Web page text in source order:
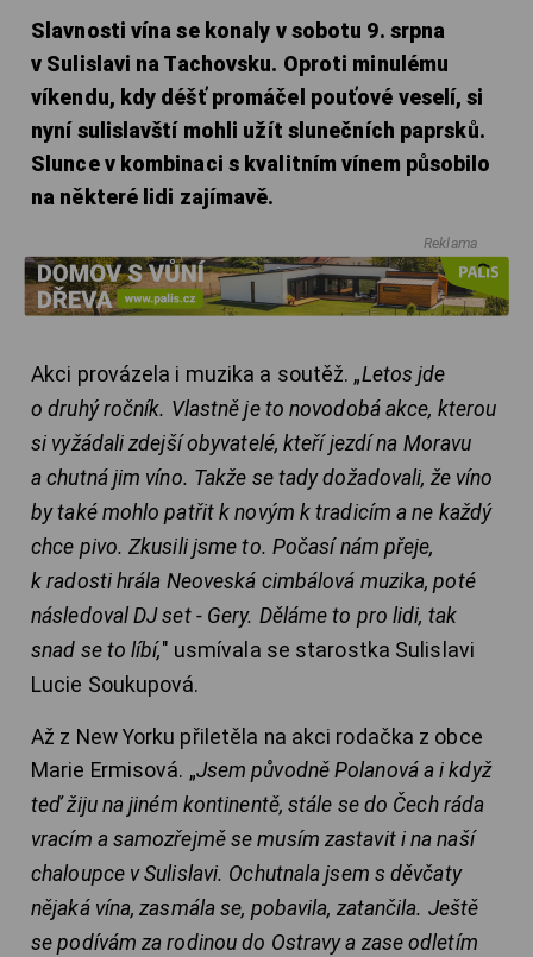
Slavnosti vína se konaly v sobotu 9. srpna
v Sulislavi na Tachovsku. Oproti minulému
víkendu, kdy déšť promáčel pouťové veselí, si
nyní sulislavští mohli užít slunečních paprsků.
Slunce v kombinaci s kvalitním vínem působilo
na některé lidi zajímavě.
Reklama
Akci provázela i muzika a soutěž. „Letos jde
o druhý ročník. Vlastně je to novodobá akce, kterou
si vyžádali zdejší obyvatelé, kteří jezdí na Moravu
a chutná jim víno. Takže se tady dožadovali, že víno
by také mohlo patřit k novým k tradicím a ne každý
chce pivo. Zkusili jsme to. Počasí nám přeje,
k radosti hrála Neoveská cimbálová muzika, poté
následoval DJ set - Gery. Děláme to pro lidi, tak
snad se to líbí," usmívala se starostka Sulislavi
Lucie Soukupová.
Až z New Yorku přiletěla na akci rodačka z obce
Marie Ermisová. „Jsem původně Polanová a i když
teď žiju na jiném kontinentě, stále se do Čech ráda
vracím a samozřejmě se musím zastavit i na naší
chaloupce v Sulislavi. Ochutnala jsem s děvčaty
nějaká vína, zasmála se, pobavila, zatančila. Ještě
se podívám za rodinou do Ostravy a zase odletím